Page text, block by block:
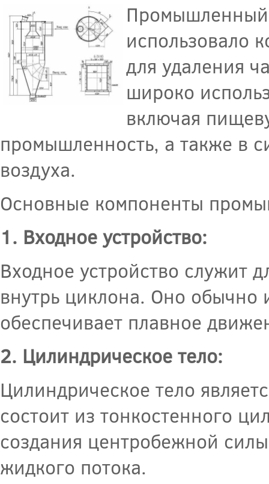
Промышленный
использовало
для удаления
широко
включая
промышленность, а также в
воздуха.
Основные компоненты
1. Входное устройство:
Входное устройство служит
внутрь циклона. Оно
обеспечивает плавное
2. Цилиндрическое тело:
Цилиндрическое тело
состоит из тонкостенного
создания центробежной
жидкого потока.